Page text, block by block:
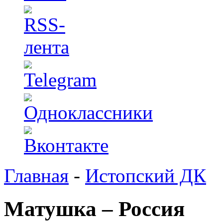
Главная - Истопский ДК
Матушка – Россия